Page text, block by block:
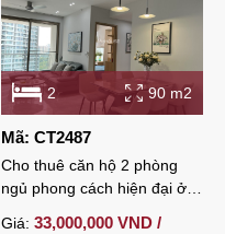
2 90 m2
Mã: CT2487
Cho thuê căn hộ 2 phòng
ngủ phong cách hiện đại ở
Giá: 33,000,000 VND /